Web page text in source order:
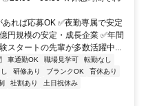
れば応募OK ✅夜勤専属で安定
円規模の安定・成長企業 ✅年間
スタートの先輩が多数活躍中...
車通勤OK 職場見学可
転勤なし
研修あり ブランクOK
育休あり
社割あり
土日祝休み